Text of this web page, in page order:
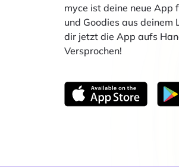
myce ist deine neue App
und Goodies aus deinem
dir jetzt die App aufs
Versprochen!